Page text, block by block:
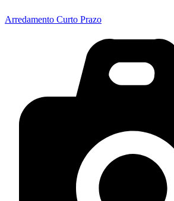
Arredamento Curto Prazo